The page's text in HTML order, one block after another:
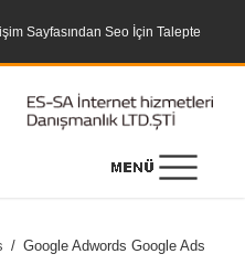
Sayfasından Seo İçin Talepte
/ Google Adwords Google Ads